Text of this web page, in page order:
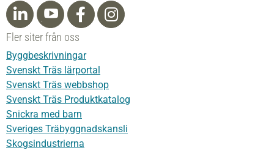
Fler siter från oss
Byggbeskrivningar
Svenskt Träs lärportal
Svenskt Träs webbshop
Svenskt Träs Produktkatalog
Snickra med barn
Sveriges Träbyggnadskansli
Skogsindustrierna